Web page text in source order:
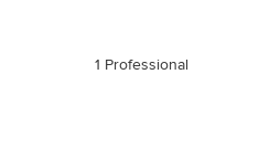
1 Professional